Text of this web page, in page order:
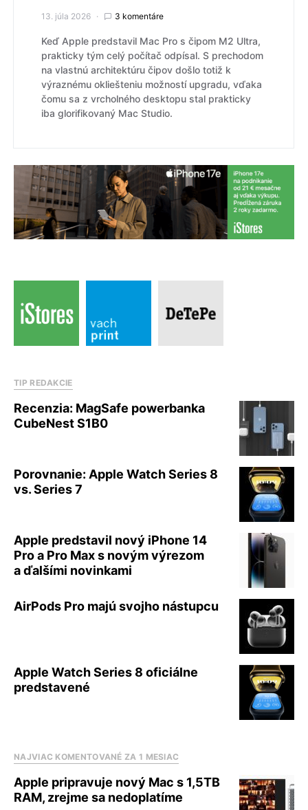
13. júla 2026 3 komentáre
Keď Apple predstavil Mac Pro s čipom M2 Ultra,
prakticky tým celý počítač odpísal. S prechodom
na vlastnú architektúru čipov došlo totiž k
výraznému okliešteniu možností upgradu, vďaka
čomu sa z vrcholného desktopu stal prakticky
iba glorifikovaný Mac Studio.
TIP REDAKCIE
Recenzia: MagSafe powerbanka
CubeNest S1B0
Porovnanie: Apple Watch Series 8
vs. Series 7
Apple predstavil nový iPhone 14
Pro a Pro Max s novým výrezom
a ďalšími novinkami
AirPods Pro majú svojho nástupcu
Apple Watch Series 8 oficiálne
predstavené
NAJVIAC KOMENTOVANÉ ZA 1 MESIAC
Apple pripravuje nový Mac s 1,5TB
RAM, zrejme sa nedoplatíme